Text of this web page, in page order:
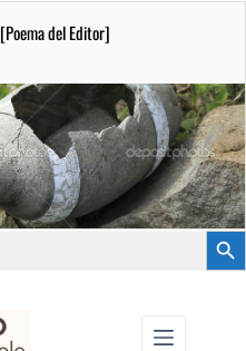
[Poema del Editor]